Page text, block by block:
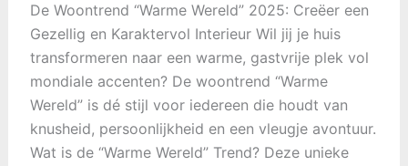
De Woontrend “Warme Wereld” 2025: Creëer een
Gezellig en Karaktervol Interieur Wil jij je huis
transformeren naar een warme, gastvrije plek vol
mondiale accenten? De woontrend “Warme
Wereld” is dé stijl voor iedereen die houdt van
knusheid, persoonlijkheid en een vleugje avontuur.
Wat is de “Warme Wereld” Trend? Deze unieke